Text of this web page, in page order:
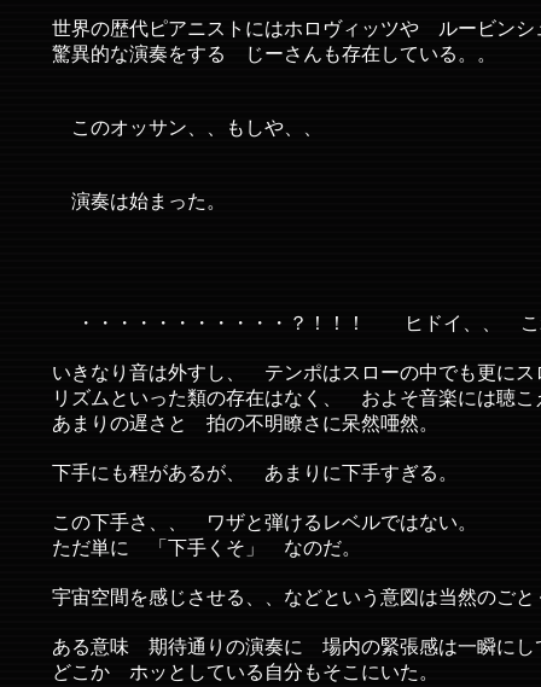
世界の歴代ピアニストにはホロヴィッツや ルービンシ
驚異的な演奏をする じーさんも存在している。。
このオッサン、、もしや、、
演奏は始まった。
・・・・・・・・・・・？！！！ ヒドイ、、 こ
いきなり音は外すし、 テンポはスローの中でも更にス
リズムといった類の存在はなく、 およそ音楽には聴こ
あまりの遅さと 拍の不明瞭さに呆然唖然。
下手にも程があるが、 あまりに下手すぎる。
この下手さ、、 ワザと弾けるレベルではない。
ただ単に 「下手くそ」 なのだ。
宇宙空間を感じさせる、、などという意図は当然のご
ある意味 期待通りの演奏に 場内の緊張感は一瞬にし
どこか ホッとしている自分もそこにいた。